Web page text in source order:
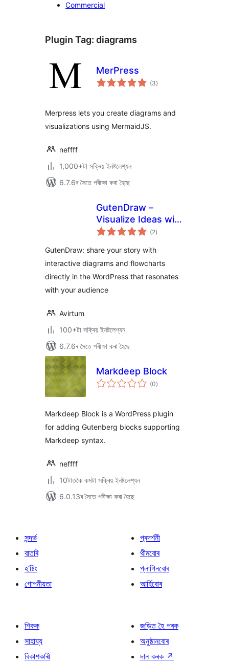
Commercial
Plugin Tag: diagrams
MerPress
(3টা
মুঠ)
Merpress lets you create diagrams and
visualizations using MermaidJS.
neffff
1,000+টা সক্ৰিয় ইনষ্টলেশ্যন
6.7.6ৰ সৈতে পৰীক্ষা কৰা হৈছে
GutenDraw –
Visualize Ideas with
Excalidraw
(2টা
মুঠ)
GutenDraw: share your story with
interactive diagrams and flowcharts
directly in the WordPress that resonates
with your audience
Avirtum
100+টা সক্ৰিয় ইনষ্টলেশ্যন
6.7.6ৰ সৈতে পৰীক্ষা কৰা হৈছে
Markdeep Block
(0টা
মুঠ)
Markdeep Block is a WordPress plugin
for adding Gutenberg blocks supporting
Markdeep syntax.
neffff
10টাতকৈ কমটা সক্ৰিয় ইনষ্টলেশ্যন
6.0.13ৰ সৈতে পৰীক্ষা কৰা হৈছে
সন্দৰ্ভ
বাতৰি
হ’ষ্টিং
গোপনীয়তা
প্ৰদৰ্শনী
থীমবোৰ
প্লাগিনবোৰ
আৰ্হিবোৰ
শিকক
সাহায্য
বিকাশকাৰী
জড়িত হৈ পৰক
অনুষ্ঠানবোৰ
দান কৰক ↗